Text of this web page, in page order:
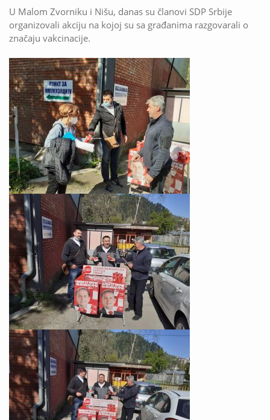
U Malom Zvorniku i Nišu, danas su članovi SDP Srbije
organizovali akciju na kojoj su sa građanima razgovarali o
značaju vakcinacije.